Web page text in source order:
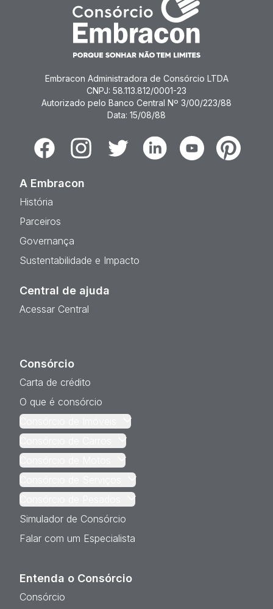
Embracon Administradora de Consórcio LTDA
CNPJ: 58.113.812/0001-23
Autorizado pelo Banco Central Nº 3/00/223/88
Data: 15/08/88
FacebookInstagramTwitter LinkedinYoutubePinterest
A Embracon
História
Parceiros
Governança
Sustentabilidade e Impacto
Central de ajuda
Acessar Central
Consórcio
Carta de crédito
O que é consórcio
Simulador de Consórcio
Falar com um Especialista
Entenda o Consórcio
Consórcio